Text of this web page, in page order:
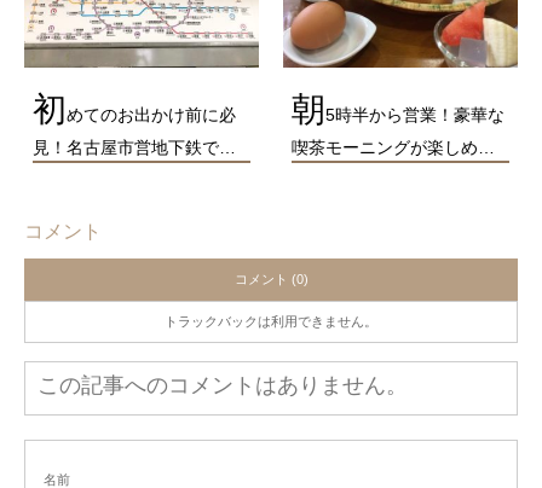
初めてのお出かけ前に必
見！名古屋市営地下鉄で…
朝5時半から営業！豪華な
喫茶モーニングが楽しめ…
コメント
コメント (0)
トラックバックは利用できません。
この記事へのコメントはありません。
名前